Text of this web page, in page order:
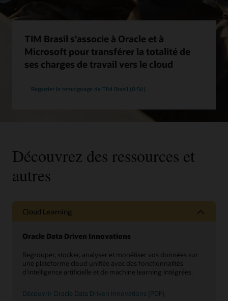
TIM Brasil s'associe à Oracle et à
Microsoft pour transférer la totalité de
ses charges de travail vers le cloud
Regarder le témoignage de TIM Brasil (0:56)
Découvrez des ressources et
autres
Cloud Learning
Oracle Data Driven Innovations
Regrouper, stocker, analyser et monétiser vos données sur
une plateforme cloud unifiée avec des fonctionnalités
d'intelligence artificielle et de machine learning intégrées.
Découvrir Oracle Data Driven Innovations (PDF)